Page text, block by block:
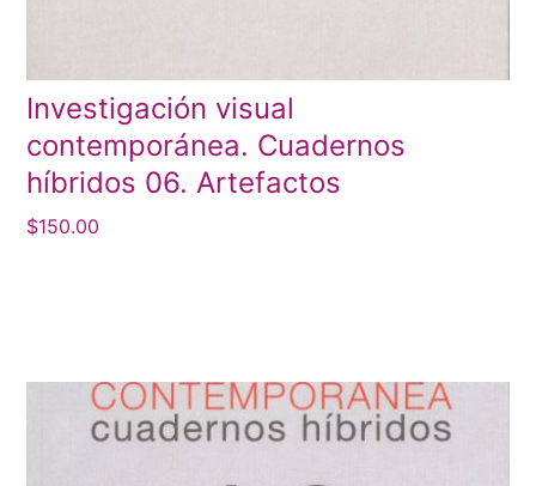
Investigación visual
contemporánea. Cuadernos
híbridos 06. Artefactos
$150.00